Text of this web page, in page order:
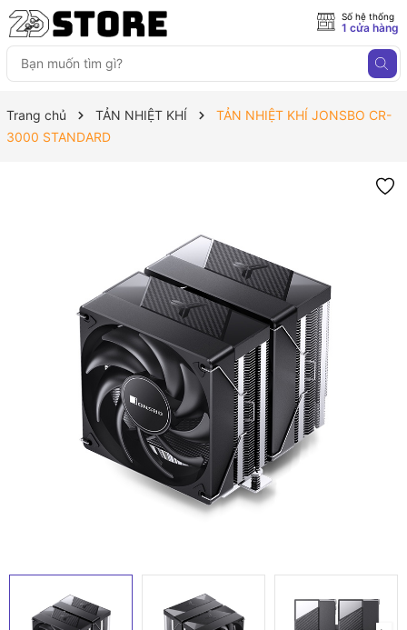
Số hệ thống
1 cửa hàng
Trang chủ TẢN NHIỆT KHÍ
TẢN NHIỆT KHÍ JONSBO CR-
3000 STANDARD